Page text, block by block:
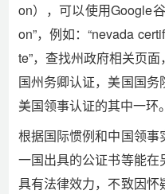
on），可以使用Google
on”，例如：“nevada
te”，查找州政府相关页
国州务卿认证，美国国
美国领事认证的其中一环。
根据国际惯例和中国领
一国出具的公证书等能
具有法律效力，不致因